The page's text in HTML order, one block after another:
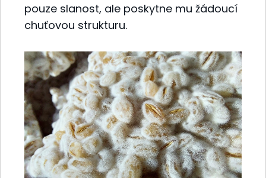
pouze slanost, ale poskytne mu žádoucí
chuťovou strukturu.